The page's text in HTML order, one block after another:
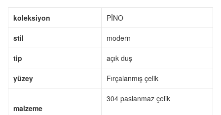
koleksiyon PİNO
stil modern
tip açık duş
yüzey Fırçalanmış çelik
malzeme
304 paslanmaz çelik